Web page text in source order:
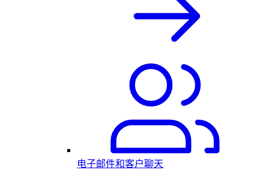
电子邮件和客户聊天